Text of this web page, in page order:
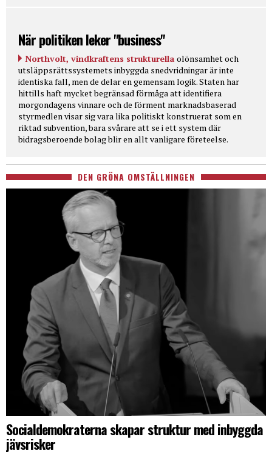
När politiken leker "business"
Northvolt, vindkraftens strukturella olönsamhet och
utsläppsrättssystemets inbyggda snedvridningar är inte
identiska fall, men de delar en gemensam logik. Staten har
hittills haft mycket begränsad förmåga att identifiera
morgondagens vinnare och de förment marknadsbaserad
styrmedlen visar sig vara lika politiskt konstruerat som en
riktad subvention, bara svårare att se i ett system där
bidragsberoende bolag blir en allt vanligare företeelse.
DEN GRÖNA OMSTÄLLNINGEN
Socialdemokraterna skapar struktur med inbyggda
jävsrisker